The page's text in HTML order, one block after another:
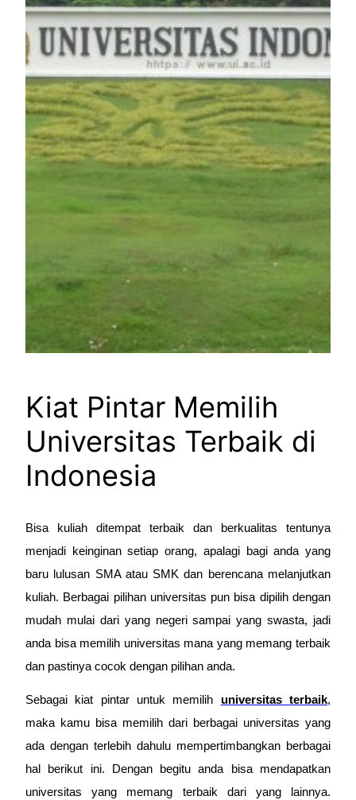
Kiat Pintar Memilih
Universitas Terbaik di
Indonesia
Bisa kuliah ditempat terbaik dan berkualitas tentunya
menjadi keinginan setiap orang, apalagi bagi anda yang
baru lulusan SMA atau SMK dan berencana melanjutkan
kuliah. Berbagai pilihan universitas pun bisa dipilih dengan
mudah mulai dari yang negeri sampai yang swasta, jadi
anda bisa memilih universitas mana yang memang terbaik
dan pastinya cocok dengan pilihan anda.
Sebagai kiat pintar untuk memilih universitas terbaik,
maka kamu bisa memilih dari berbagai universitas yang
ada dengan terlebih dahulu mempertimbangkan berbagai
hal berikut ini. Dengan begitu anda bisa mendapatkan
universitas yang memang terbaik dari yang lainnya.